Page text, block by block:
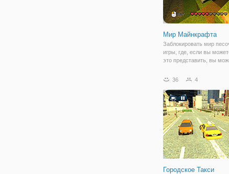
Мир Майнкрафта
Заблокировать мир
игры, где, если вы
это представить, вы
симулятор.
36 4
Городское Такси